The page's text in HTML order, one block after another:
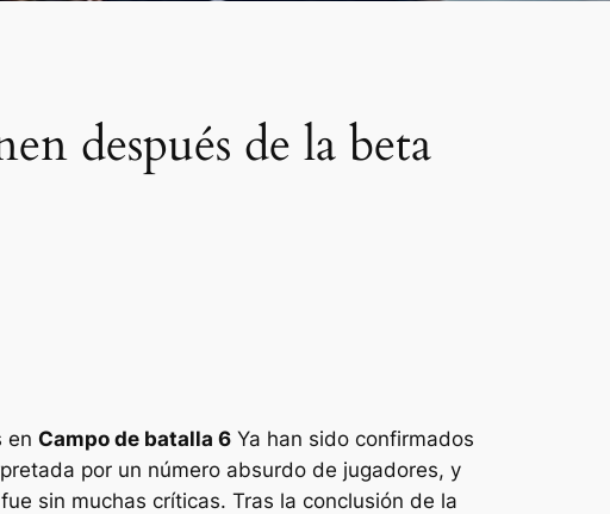
después de la beta
en Campo de batalla 6 Ya han sido confirmados
por un número absurdo de jugadores, y
sin muchas críticas. Tras la conclusión de la